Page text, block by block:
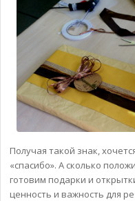
Получая такой знак,
«спасибо». А сколько
готовим подарки и
ценность и важность для